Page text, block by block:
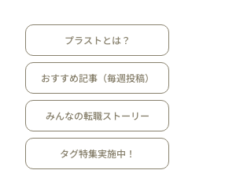
プラストとは？
おすすめ記事（毎週投稿）
みんなの転職ストーリー
タグ特集実施中！